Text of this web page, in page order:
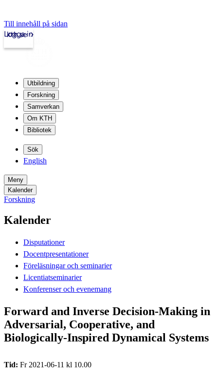
Till innehåll på sidan
kth.se
Logga in
Utbildning
Forskning
Samverkan
Om KTH
Bibliotek
Sök
English
Meny
Kalender
Forskning
Kalender
Disputationer
Docentpresentationer
Föreläsningar och seminarier
Licentiatseminarier
Konferenser och evenemang
Forward and Inverse Decision-Making in
Adversarial, Cooperative, and
Biologically-Inspired Dynamical Systems
Tid: Fr 2021-06-11 kl 10.00